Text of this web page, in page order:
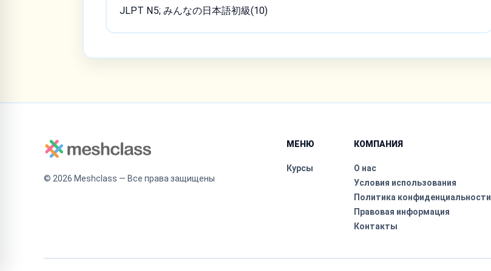
JLPT N5; みんなの日本語初級(10)
© 2026 Meshclass — Все права защищены
МЕНЮ
Курсы
КОМПАНИЯ
О нас
Условия использования
Политика конфиденциальности
Правовая информация
Контакты